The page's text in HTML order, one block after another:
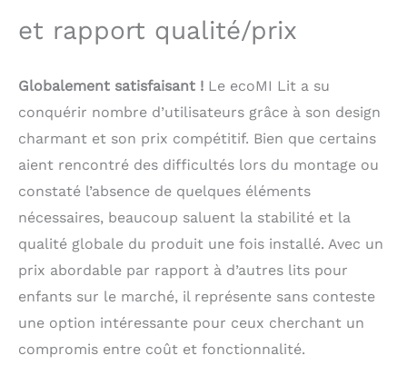
et rapport qualité/prix
Globalement satisfaisant ! Le ecoMI Lit a su
conquérir nombre d’utilisateurs grâce à son design
charmant et son prix compétitif. Bien que certains
aient rencontré des difficultés lors du montage ou
constaté l’absence de quelques éléments
nécessaires, beaucoup saluent la stabilité et la
qualité globale du produit une fois installé. Avec un
prix abordable par rapport à d’autres lits pour
enfants sur le marché, il représente sans conteste
une option intéressante pour ceux cherchant un
compromis entre coût et fonctionnalité.